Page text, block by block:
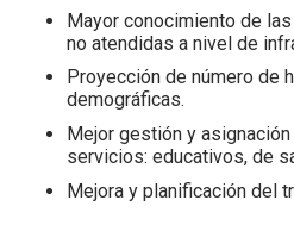
Mayor conocimiento de
no atendidas a nivel de
Proyección de número de
demográficas.
Mejor gestión y
servicios: educativos, de
Mejora y planificación del